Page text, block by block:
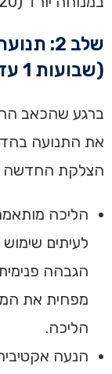
שלב 2:
(שבועות 1 עד 3)
ברגע שהכאב
את התנועה
הצלקת החדשה
הליכה
לעיתים
הגבהה
מפחית את
הליכה.
הנעה